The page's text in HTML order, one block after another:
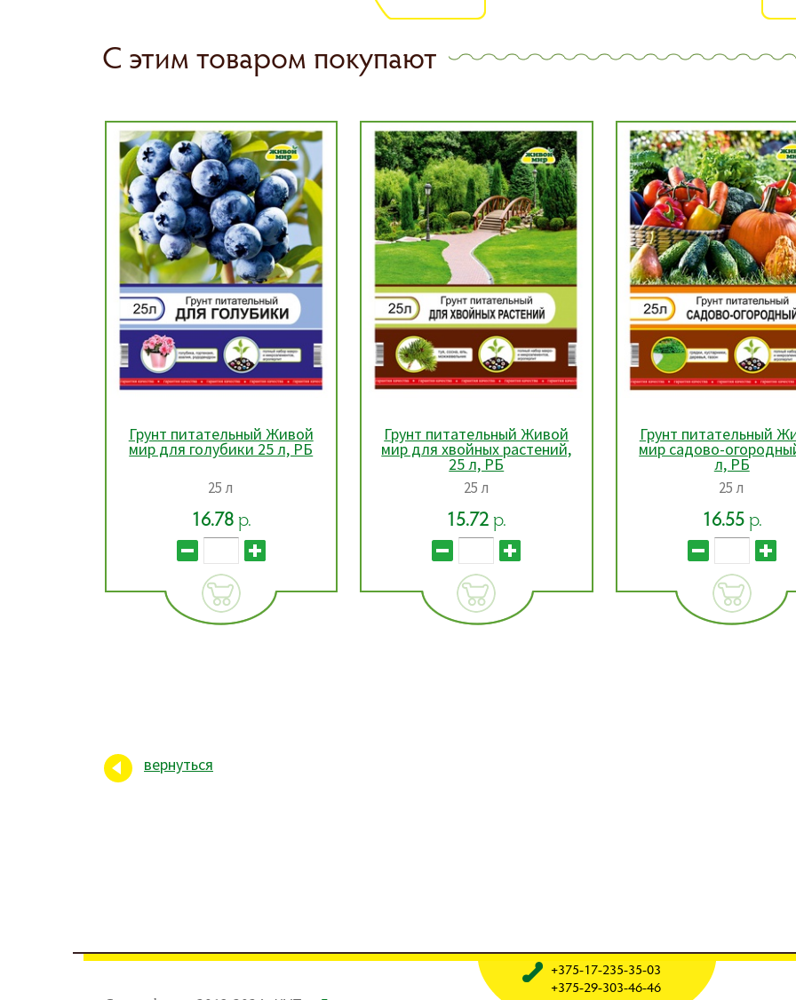
С этим товаром покупают
Грунт питательный Живой
мир для хвойных растений,
25 л, РБ
25 л
15.72 р.
Грунт питательный Живой
мир садово-огородный, 25
л, РБ
25 л
16.55 р.
Лейка 8л
рассеивателем, 1
Объем 8 л
16.44 р.
вернуться
+375-17-235-35-03
+375-29-303-46-46